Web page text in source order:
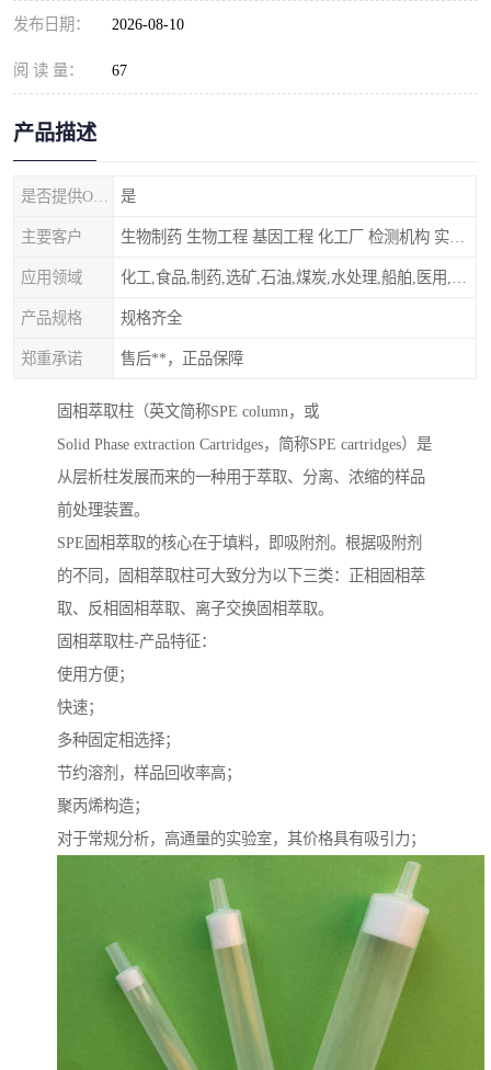
发布日期： 2026-08-10
阅 读 量： 67
产品描述
是
主要客户
应用领域
产品规格 规格齐全
郑重承诺 售后**，正品保障
固相萃取柱（英文简称SPE column，或
Solid Phase extraction Cartridges，简称SPE cartridges）是
从层析柱发展而来的一种用于萃取、分离、浓缩的样品
前处理装置。
SPE固相萃取的核心在于填料，即吸附剂。根据吸附剂
的不同，固相萃取柱可大致分为以下三类：正相固相萃
取、反相固相萃取、离子交换固相萃取。
固相萃取柱-产品特征：
使用方便；
快速；
多种固定相选择；
节约溶剂，样品回收率高；
聚丙烯构造；
对于常规分析，高通量的实验室，其价格具有吸引力；